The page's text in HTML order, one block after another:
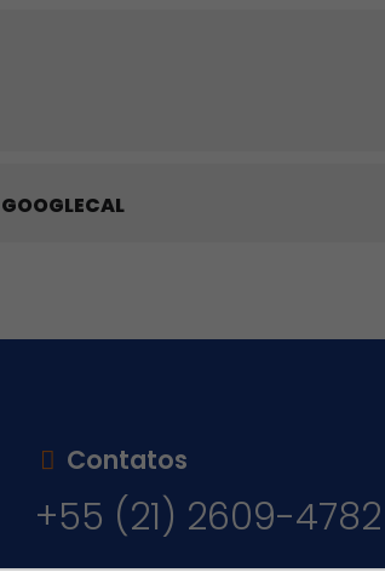
GOOGLECAL
Contatos
+55 (21) 2609-4782